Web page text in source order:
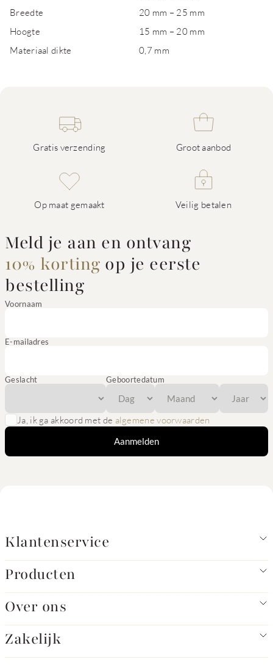
Breedte
20 mm – 25 mm
Hoogte
15 mm – 20 mm
Materiaal dikte
0,7 mm
Gratis verzending Groot aanbod
Op maat gemaakt Veilig betalen
Meld je aan en ontvang
10% korting op je eerste
bestelling
Voornaam
E-mailadres
Geslacht Geboortedatum
Ja, ik ga akkoord met de algemene voorwaarden
Aanmelden
Klantenservice
Producten
Over ons
Zakelijk